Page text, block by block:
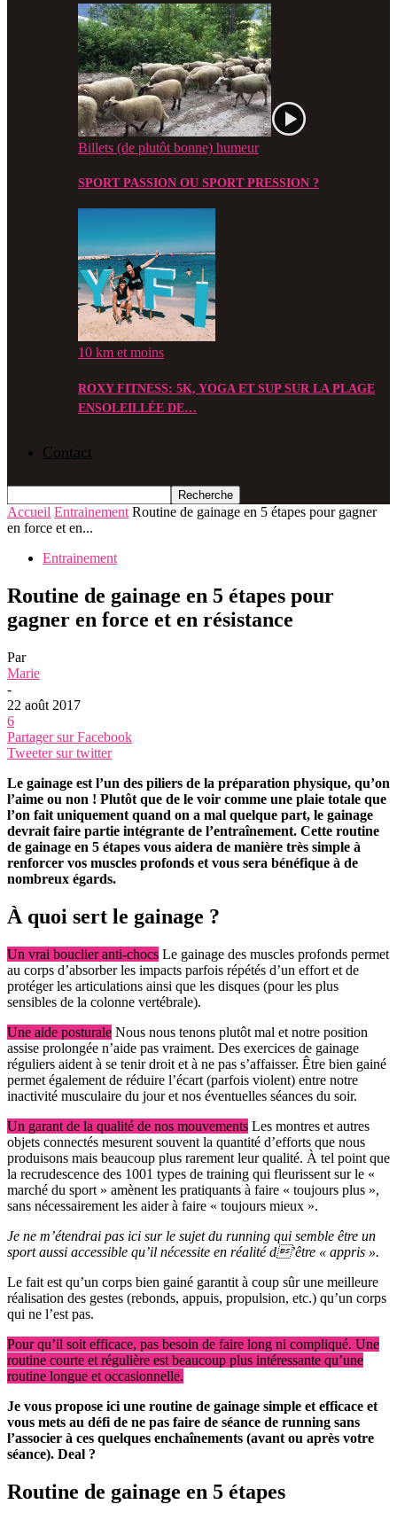
Billets (de plutôt bonne) humeur
SPORT PASSION OU SPORT PRESSION ?
10 km et moins
ROXY FITNESS: 5K, YOGA ET SUP SUR LA PLAGE
ENSOLEILLÉE DE…
Contact
Accueil Entrainement Routine de gainage en 5 étapes pour gagner
en force et en...
Entrainement
Routine de gainage en 5 étapes pour
gagner en force et en résistance
Par
Marie
-
22 août 2017
6
Partager sur Facebook
Tweeter sur twitter
Le gainage est l’un des piliers de la préparation physique, qu’on
l’aime ou non ! Plutôt que de le voir comme une plaie totale que
l’on fait uniquement quand on a mal quelque part, le gainage
devrait faire partie intégrante de l’entraînement. Cette routine
de gainage en 5 étapes vous aidera de manière très simple à
renforcer vos muscles profonds et vous sera bénéfique à de
nombreux égards.
À quoi sert le gainage ?
Un vrai bouclier anti-chocs Le gainage des muscles profonds permet
au corps d’absorber les impacts parfois répétés d’un effort et de
protéger les articulations ainsi que les disques (pour les plus
sensibles de la colonne vertébrale).
Une aide posturale Nous nous tenons plutôt mal et notre position
assise prolongée n’aide pas vraiment. Des exercices de gainage
réguliers aident à se tenir droit et à ne pas s’affaisser. Être bien gainé
permet également de réduire l’écart (parfois violent) entre notre
inactivité musculaire du jour et nos éventuelles séances du soir.
Un garant de la qualité de nos mouvements Les montres et autres
objets connectés mesurent souvent la quantité d’efforts que nous
produisons mais beaucoup plus rarement leur qualité. À tel point que
la recrudescence des 1001 types de training qui fleurissent sur le «
marché du sport » amènent les pratiquants à faire « toujours plus »,
sans nécessairement les aider à faire « toujours mieux ».
Je ne m’étendrai pas ici sur le sujet du running qui semble être un
sport aussi accessible qu’il nécessite en réalité d’être « appris ».
Le fait est qu’un corps bien gainé garantit à coup sûr une meilleure
réalisation des gestes (rebonds, appuis, propulsion, etc.) qu’un corps
qui ne l’est pas.
Pour qu’il soit efficace, pas besoin de faire long ni compliqué. Une
routine courte et régulière est beaucoup plus intéressante qu’une
routine longue et occasionnelle.
Je vous propose ici une routine de gainage simple et efficace et
vous mets au défi de ne pas faire de séance de running sans
l’associer à ces quelques enchaînements (avant ou après votre
séance). Deal ?
Routine de gainage en 5 étapes